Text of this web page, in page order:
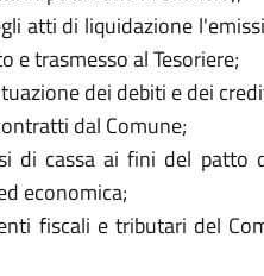
atti di liquidazione
e trasmesso al Tesoriere;
dei debiti e dei
dal Comune;
di cassa ai fini del patto
economica;
fiscali e tributari del